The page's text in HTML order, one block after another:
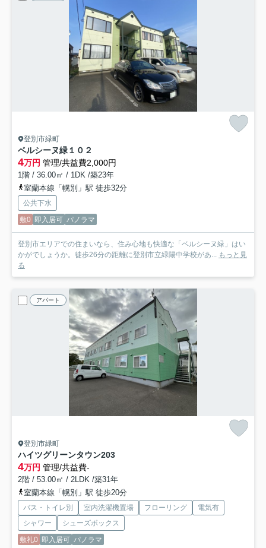
登別市緑町
ベルシーヌ緑１０２
4万円 管理/共益費2,000円
1階 / 36.00㎡ / 1DK /築23年
室蘭本線「幌別」駅 徒歩32分
公共下水
敷0 即入居可 パノラマ
登別市エリアでの住まいなら、住み心地も快適な「ベルシーヌ緑」はい
かがでしょうか。徒歩26分の距離に登別市立緑陽中学校があ... もっと見
る
アパート
登別市緑町
ハイツグリーンタウン203
4万円 管理/共益費-
2階 / 53.00㎡ / 2LDK /築31年
室蘭本線「幌別」駅 徒歩20分
バス・トイレ別 室内洗濯機置場 フローリング
電気有
シャワー
シューズボックス
敷礼0 即入居可 パノラマ